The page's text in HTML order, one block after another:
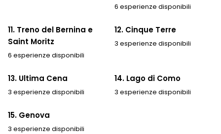
6 esperienze disponibili
11. Treno del Bernina e
Saint Moritz
6 esperienze disponibili
12. Cinque Terre
3 esperienze disponibili
13. Ultima Cena
3 esperienze disponibili
14. Lago di Como
3 esperienze disponibili
15. Genova
3 esperienze disponibili